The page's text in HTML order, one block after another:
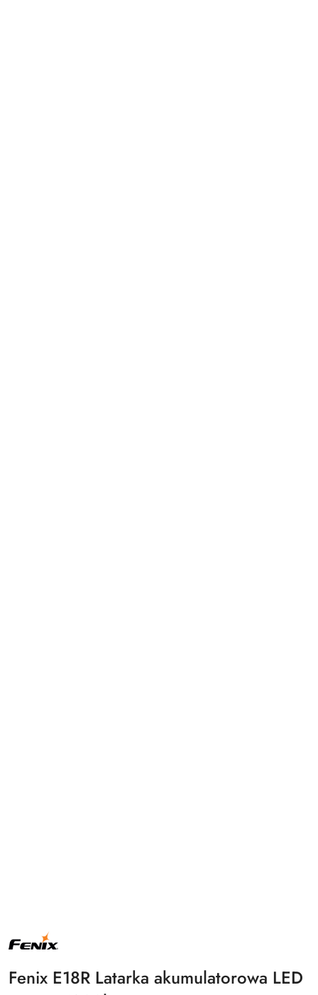
NAZWA
PRODUCENTA:
Fenix E18R Latarka akumulatorowa LED